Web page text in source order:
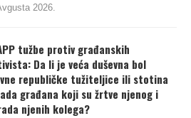
2026.
tužbe protiv građanskih
Da li je veća duševna bol
republičke tužiteljice ili stotina
građana koji su žrtve njenog i
njenih kolega?